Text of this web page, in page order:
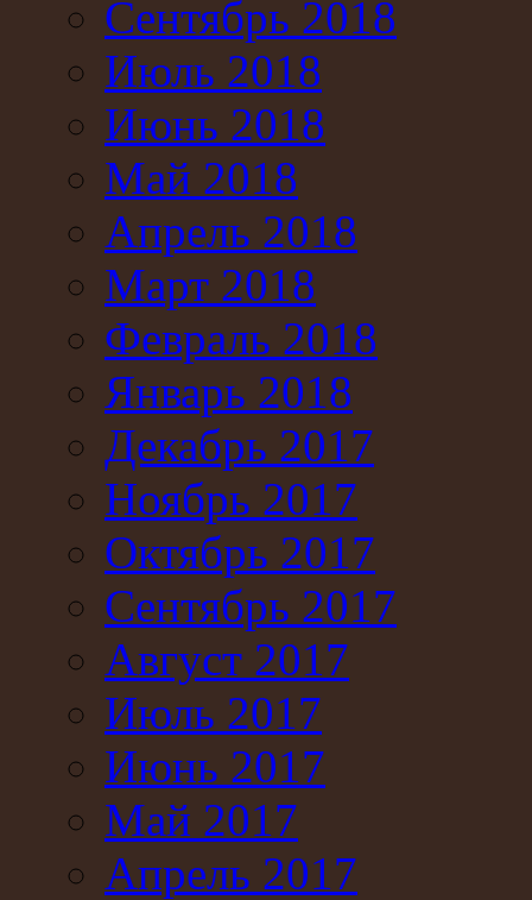
Сентябрь 2018
Июль 2018
Июнь 2018
Май 2018
Апрель 2018
Март 2018
Февраль 2018
Январь 2018
Декабрь 2017
Ноябрь 2017
Октябрь 2017
Сентябрь 2017
Август 2017
Июль 2017
Июнь 2017
Май 2017
Апрель 2017